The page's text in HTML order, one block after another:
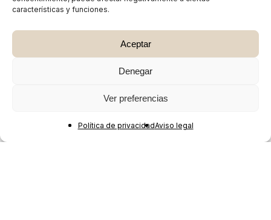
características y funciones.
Aceptar
Denegar
Ver preferencias
Política de privacidadAviso legal